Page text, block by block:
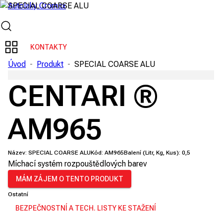
KONTAKTY
Úvod - Produkt - SPECIAL COARSE ALU
CENTARI ®
AM965
Název: SPECIAL COARSE ALUKód: AM965Balení (Litr, Kg, Kus): 0,5
Míchací systém rozpouštědlových barev
MÁM ZÁJEM O TENTO PRODUKT
Ostatní
BEZPEČNOSTNÍ A TECH. LISTY KE STAŽENÍ